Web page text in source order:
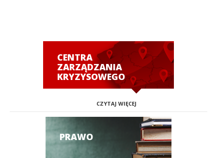
CENTRA
ZARZĄDZANIA
KRYZYSOWEGO
CZYTAJ WIĘCEJ
PRAWO